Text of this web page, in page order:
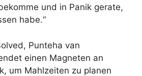
und in Panik gerate,
habe.“
Punteha van
einen Magneten an
um Mahlzeiten zu planen